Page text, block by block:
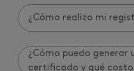
¿Cómo realizo mi
¿Cómo puedo generar
certificado y qué